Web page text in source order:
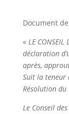
Document
« LE
déclaration
après,
Suit la teneur
Résolution
Le Conseil